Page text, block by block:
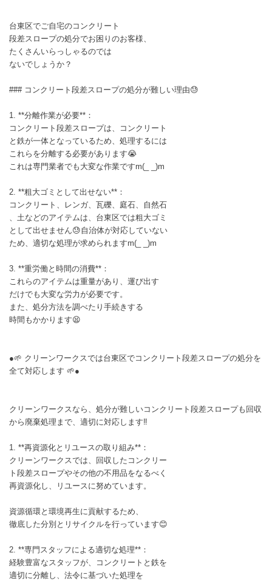
台東区でご自宅のコンクリート
段差スロープの処分でお困りのお客様、
たくさんいらっしゃるのでは
ないでしょうか？
### コンクリート段差スロープの処分が難しい理由😓
1. **分離作業が必要**：
コンクリート段差スロープは、コンクリート
と鉄が一体となっているため、処理するには
これらを分離する必要があります😭
これは専門業者でも大変な作業ですm(_ _)m
2. **粗大ゴミとして出せない**：
コンクリート、レンガ、瓦礫、庭石、自然石
、土などのアイテムは、台東区では粗大ゴミ
として出せません😓自治体が対応していない
ため、適切な処理が求められますm(_ _)m
3. **重労働と時間の消費**：
これらのアイテムは重量があり、運び出す
だけでも大変な労力が必要です。
また、処分方法を調べたり手続きする
時間もかかります😫
●🌱 クリーンワークスでは台東区でコンクリート段差スロープの処分を
全て対応します 🌱●
クリーンワークスなら、処分が難しいコンクリート段差スロープも回収
から廃棄処理まで、適切に対応します‼️
1. **再資源化とリユースの取り組み**：
クリーンワークスでは、回収したコンクリー
ト段差スロープやその他の不用品をなるべく
再資源化し、リユースに努めています。
資源循環と環境再生に貢献するため、
徹底した分別とリサイクルを行っています😊
2. **専門スタッフによる適切な処理**：
経験豊富なスタッフが、コンクリートと鉄を
適切に分離し、法令に基づいた処理を